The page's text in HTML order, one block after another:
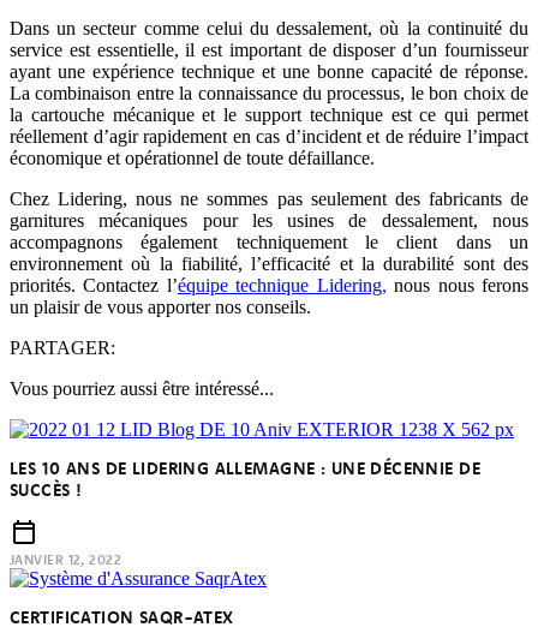
Dans un secteur comme celui du dessalement, où la continuité du
service est essentielle, il est important de disposer d’un fournisseur
ayant une expérience technique et une bonne capacité de réponse.
La combinaison entre la connaissance du processus, le bon choix de
la cartouche mécanique et le support technique est ce qui permet
réellement d’agir rapidement en cas d’incident et de réduire l’impact
économique et opérationnel de toute défaillance.
ChezLidering, nous ne sommes pas seulement des fabricants de
garnitures mécaniques pour les usines de dessalement, nous
accompagnons également techniquement le client dans un
environnement où la fiabilité, l’efficacité et la durabilité sont des
priorités. Contactez l’équipe technique Lidering, nous nous ferons
un plaisir de vous apporternos conseils.
PARTAGER:
Vous pourriez aussi être intéressé...
LES 10 ANS DE LIDERING ALLEMAGNE : UNE DÉCENNIE DE
SUCCÈS !
JANVIER 12, 2022
CERTIFICATION SAQR-ATEX